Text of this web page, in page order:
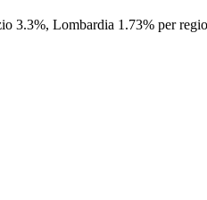
3.3%, Lombardia 1.73% per